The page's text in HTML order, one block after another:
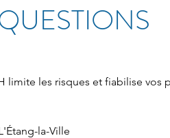
limite les risques et fiabilise
la-Ville